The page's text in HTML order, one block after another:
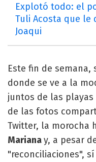
Explotó todo: el
Tuli Acosta que le
Joaqui
Este fin de semana,
donde se ve a la
juntos de las
de las fotos
Twitter, la morocha
Marianay, a pesar
"reconciliaciones",